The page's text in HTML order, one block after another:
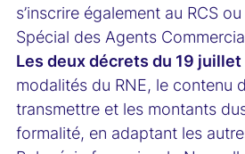
s’inscrire également au RCS
Spécial des Agents
Les deux décrets du 19
modalités du RNE, le contenu
transmettre et les montants
formalité, en adaptant les